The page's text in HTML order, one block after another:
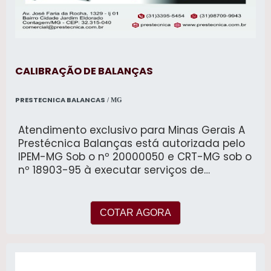
planilha em Excel. - Backup Automático do
banco de dados com agendamento de dia,
hora e local de armazenamento.
CALIBRAÇÃO DE BALANÇAS
PRESTECNICA BALANCAS / MG
Atendimento exclusivo para Minas Gerais A
Prestécnica Balanças está autorizada pelo
IPEM-MG Sob o nº 20000050 e CRT-MG sob o
nº 18903-95 à executar serviços de
calibração com emissão de certificado de
conformidade de balanças de todos os
COTAR AGORA